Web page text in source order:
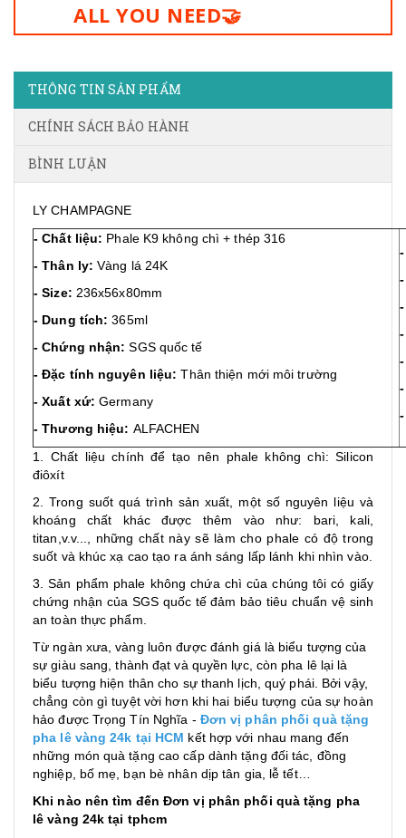
ALL YOU NEED🤝
THÔNG TIN SẢN PHẨM
CHÍNH SÁCH BẢO HÀNH
BÌNH LUẬN
LY CHAMPAGNE
- Chất liệu: Phale K9 không chì + thép 316
- Thân ly: Vàng lá 24K
- Size: 236x56x80mm
- Dung tích: 365ml
- Chứng nhận: SGS quốc tế
- Đặc tính nguyên liệu: Thân thiện mới môi trường
- Xuất xứ: Germany
- Thương hiệu: ALFACHEN
1. Chất liệu chính để tạo nên phale không chì: Silicon
điôxít
2. Trong suốt quá trình sản xuất, một số nguyên liệu và
khoáng chất khác được thêm vào như: bari, kali,
titan,v.v..., những chất này sẽ làm cho phale có độ trong
suốt và khúc xạ cao tạo ra ánh sáng lấp lánh khi nhìn vào.
3. Sản phẩm phale không chứa chì của chúng tôi có giấy
chứng nhận của SGS quốc tế đảm bảo tiêu chuẩn vệ sinh
an toàn thực phẩm.
Từ ngàn xưa, vàng luôn được đánh giá là biểu tượng của
sự giàu sang, thành đạt và quyền lực, còn pha lê lại là
biểu tượng hiện thân cho sự thanh lịch, quý phái. Bởi vậy,
chẳng còn gì tuyệt vời hơn khi hai biểu tượng của sự hoàn
hảo được Trọng Tín Nghĩa - Đơn vị phân phối quà tặng
pha lê vàng 24k tại HCM kết hợp với nhau mang đến
những món quà tặng cao cấp dành tặng đối tác, đồng
nghiệp, bố mẹ, bạn bè nhân dịp tân gia, lễ tết…
Khi nào nên tìm đến Đơn vị phân phối quà tặng pha
lê vàng 24k tại tphcm